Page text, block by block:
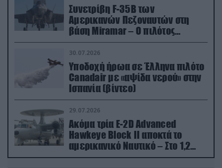
Συνετρίβη F-35B των
Αμερικανών Πεζοναυτών στη
βάση Miramar – Ο πιλότος
εκτινάχθηκε εγκαίρως
30.07.2026
Υποδοχή ήρωα σε Έλληνα πιλότο
Canadair με «αψίδα νερού» στην
Ισπανία (βίντεο)
29.07.2026
Ακόμα τρία E-2D Advanced
Hawkeye Block II αποκτά το
αμερικανικό Ναυτικό – Στο 1,2
δισ.δολάρια το κόστος